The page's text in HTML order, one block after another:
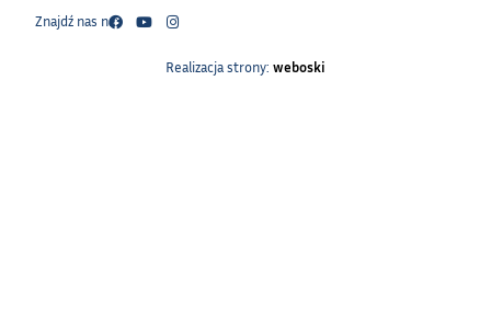
Znajdź nas na:
Realizacja strony: weboski